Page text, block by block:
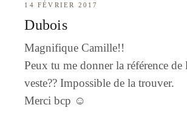
14 FÉVRIER 2017
Dubois
Magnifique Camille!!
Peux tu me donner la référence de
veste?? Impossible de la trouver.
Merci bcp ☺